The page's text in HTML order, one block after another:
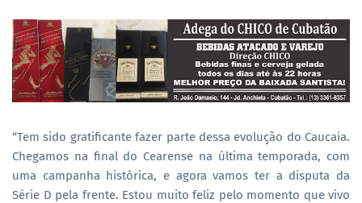
“Tem sido gratificante fazer parte dessa evolução do Caucaia.
Chegamos na final do Cearense na última temporada, com
uma campanha histórica, e agora vamos ter a disputa da
Série D pela frente. Estou muito feliz pelo momento que vivo